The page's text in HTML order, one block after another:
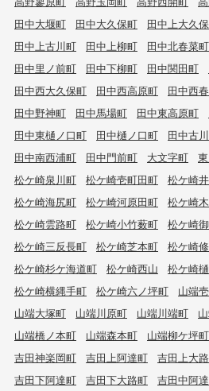
田中大堰町
田中大久保町 田中上大久
田中上古川町
田中上柳町 田中北春菜町
田中里ノ前町
田中下柳町 田中関田町
田中西大久保町
田中西高原町 田中西
田中野神町
田中馬場町 田中東高原町
田中東樋ノ口町
田中樋ノ口町 田中古
田中南西浦町
田中門前町 大文字町
松ケ崎泉川町
松ケ崎壱町田町 松ケ崎
松ケ崎海尻町
松ケ崎河原田町 松ケ崎
松ケ崎雲路町
松ケ崎小竹薮町 松ケ崎
松ケ崎三反長町
松ケ崎芝本町 松ケ崎
松ケ崎杉ケ海道町
松ケ崎西山 松ケ崎
松ケ崎横縄手町
松ケ崎六ノ坪町 山端
山端大塚町
山端川原町 山端川端町
山端橋ノ本町
山端森本町 山端柳ケ坪町
吉田神楽岡町
吉田上阿達町 吉田上大
吉田下阿達町
吉田下大路町 吉田中阿